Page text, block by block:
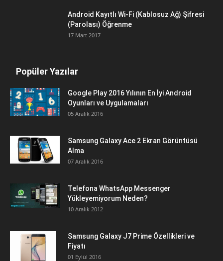
Android Kayıtlı Wi-Fi (Kablosuz Ağ) Şifresi
(Parolası) Öğrenme
17 Mart 2017
Popüler Yazılar
Google Play 2016 Yılının En İyi Android
Oyunları ve Uygulamaları
05 Aralık 2016
Samsung Galaxy Ace 2 Ekran Görüntüsü
Alma
07 Aralık 2016
Telefona WhatsApp Messenger
Yükleyemiyorum Neden?
10 Aralık 2012
Samsung Galaxy J7 Prime Özellikleri ve
Fiyatı
01 Eylül 2016